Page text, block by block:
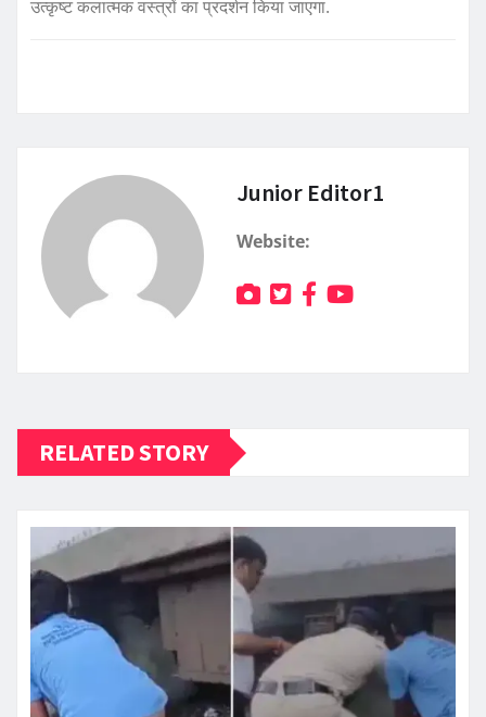
उत्कृष्ट कलात्मक वस्त्रों का प्रदर्शन किया जाएगा.
Junior Editor1
Website:
RELATED STORY